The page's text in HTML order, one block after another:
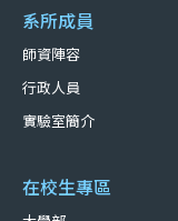
系所成員
師資陣容
行政人員
實驗室簡介
在校生專區